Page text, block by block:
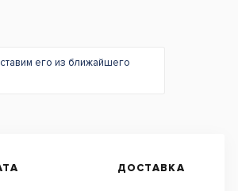
его из ближайшего
ДОСТАВКА